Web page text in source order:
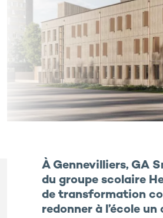
À Gennevilliers, GA
du groupe scolaire
de transformation
redonner à l’école